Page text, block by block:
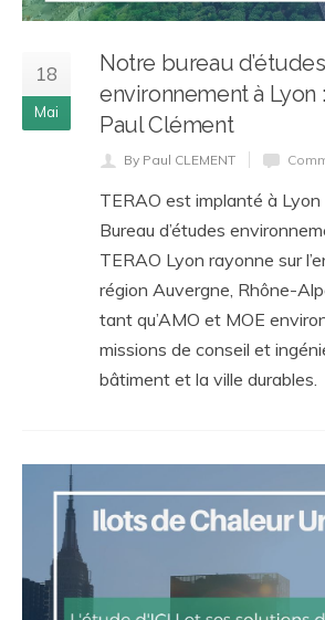
18
Mai
Notre bureau d’études
environnement à Lyon
Paul Clément
By Paul CLEMENT
TERAO est implanté à
Bureau d’études
TERAO Lyon rayonne sur
région Auvergne, Rhône-
tant qu’AMO et MOE
missions de conseil et
bâtiment et la ville durables.